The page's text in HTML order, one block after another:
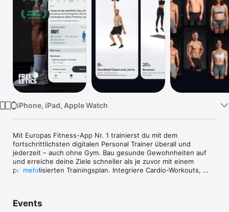
iPhone, iPad, Apple Watch
Mit Europas Fitness-App Nr. 1 trainierst du mit dem
fortschrittlichsten digitalen Personal Trainer überall und
jederzeit – auch ohne Gym. Bau gesunde Gewohnheiten auf
und erreiche deine Ziele schneller als je zuvor mit einem
personalisierten Trainingsplan. Integriere Cardio-Workouts,
komplett personalisierte Workouts, inklusive Warmups,
mehr
Events